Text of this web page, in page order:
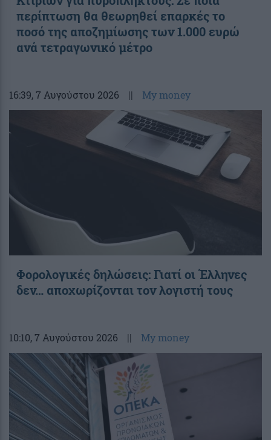
περίπτωση θα θεωρηθεί επαρκές το
ποσό της αποζημίωσης των 1.000 ευρώ
ανά τετραγωνικό μέτρο
16:39, 7 Αυγούστου 2026 || My money
Φορολογικές δηλώσεις: Γιατί οι Έλληνες
δεν… αποχωρίζονται τον λογιστή τους
10:10, 7 Αυγούστου 2026 || My money